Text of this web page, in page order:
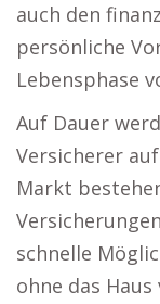
auch den
persönliche
Lebensphase
Auf Dauer
Versicherer
Markt
schnelle
ohne das